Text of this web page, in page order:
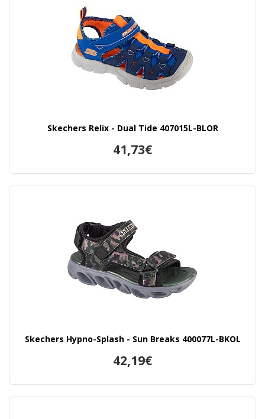
Skechers Relix - Dual Tide 407015L-BLOR
41,73€
Skechers Hypno-Splash - Sun Breaks 400077L-BKOL
42,19€